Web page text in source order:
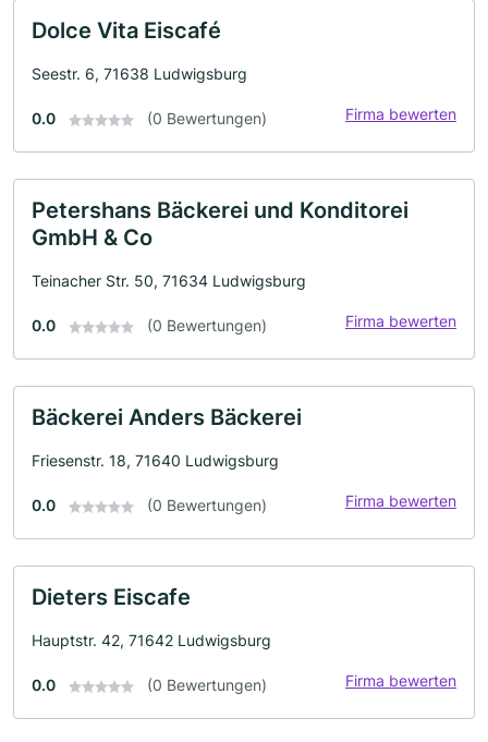
Dolce Vita Eiscafé
Seestr. 6, 71638 Ludwigsburg
0.0 (0 Bewertungen) Firma bewerten
Petershans Bäckerei und Konditorei
GmbH & Co
Teinacher Str. 50, 71634 Ludwigsburg
0.0 (0 Bewertungen) Firma bewerten
Bäckerei Anders Bäckerei
Friesenstr. 18, 71640 Ludwigsburg
0.0 (0 Bewertungen) Firma bewerten
Dieters Eiscafe
Hauptstr. 42, 71642 Ludwigsburg
0.0 (0 Bewertungen) Firma bewerten